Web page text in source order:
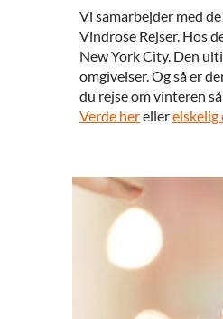
Vi samarbejder med
Vindrose Rejser. Hos
New York City. Den
omgivelser. Og så er
du rejse om vinteren
Verde herellerelskelig